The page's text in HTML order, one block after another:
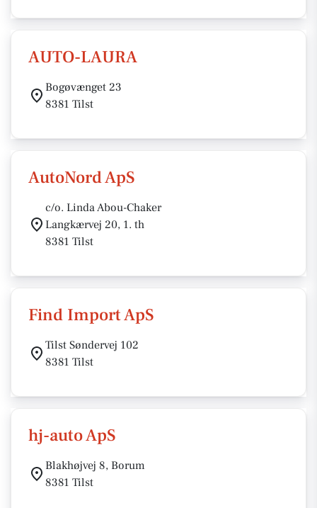
AUTO-LAURA
Bogøvænget 23
8381 Tilst
AutoNord ApS
c/o. Linda Abou-Chaker
Langkærvej 20, 1. th
8381 Tilst
Find Import ApS
Tilst Søndervej 102
8381 Tilst
hj-auto ApS
Blakhøjvej 8, Borum
8381 Tilst